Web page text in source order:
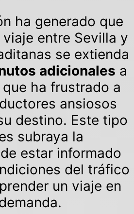
ha generado que
entre Sevilla y
se extienda
adicionales a
ha frustrado a
ansiosos
destino. Este tipo
subraya la
estar informado
del tráfico
un viaje en